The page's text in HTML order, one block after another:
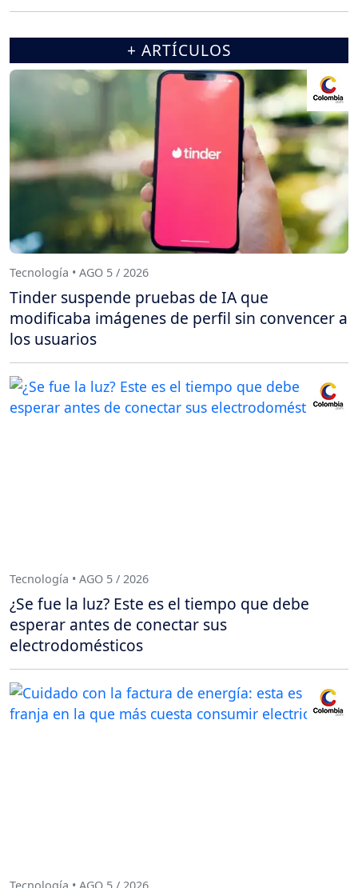
+ ARTÍCULOS
Tecnología • AGO 5 / 2026
Tinder suspende pruebas de IA que
modificaba imágenes de perfil sin convencer a
los usuarios
Tecnología • AGO 5 / 2026
¿Se fue la luz? Este es el tiempo que debe
esperar antes de conectar sus
electrodomésticos